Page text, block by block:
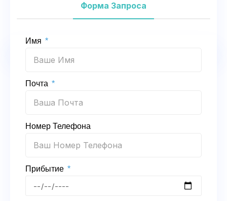
Форма Запроса
Имя
Почта
Номер Телефона
Прибытие